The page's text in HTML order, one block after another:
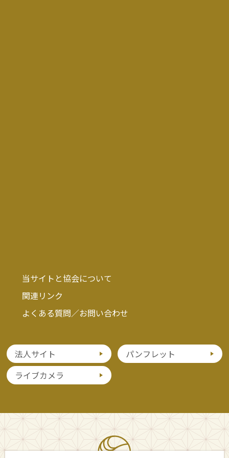
当サイトと協会について
関連リンク
よくある質問／お問い合わせ
法人サイト
パンフレット
ライブカメラ